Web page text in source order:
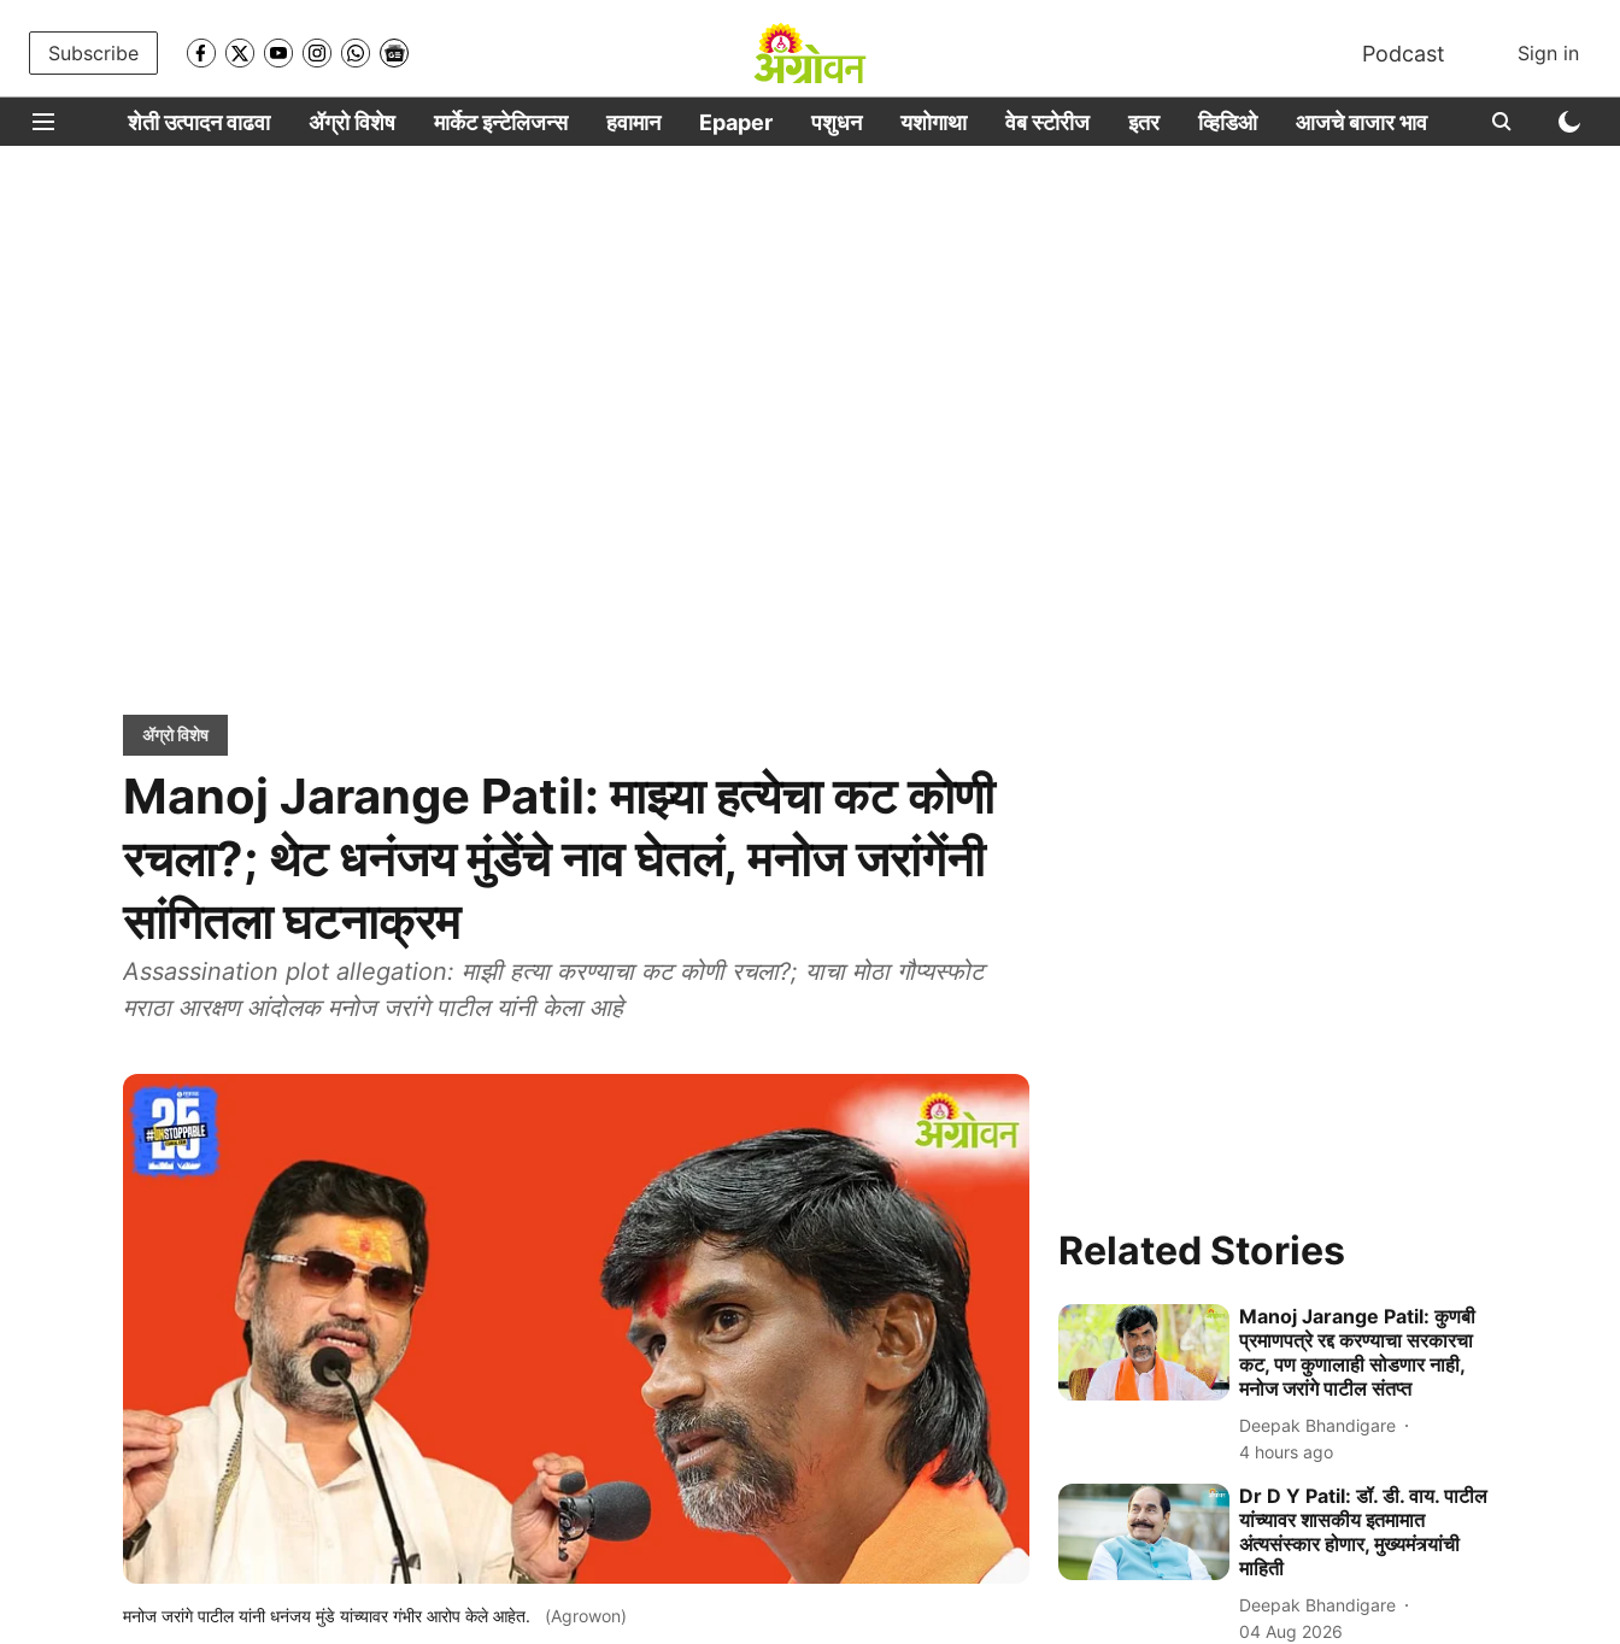
Subscribe Podcast Sign in
शेती उत्पादन वाढवा ॲग्रो विशेष मार्केट इन्टेलिजन्स हवामान Epaper पशुधन यशोगाथा वेब स्टोरीज इतर व्हिडिओ आजचे बाजार भाव
ॲग्रो विशेष
Manoj Jarange Patil: माझ्या हत्येचा कट कोणी
रचला?; थेट धनंजय मुंडेंचे नाव घेतलं, मनोज जरांगेंनी
सांगितला घटनाक्रम
Assassination plot allegation: माझी हत्या करण्याचा कट कोणी रचला?; याचा मोठा गौप्यस्फोट
मराठा आरक्षण आंदोलक मनोज जरांगे पाटील यांनी केला आहे
मनोज जरांगे पाटील यांनी धनंजय मुंडे यांच्यावर गंभीर आरोप केले आहेत. (Agrowon)
Related Stories
Manoj Jarange Patil: कुणबी
प्रमाणपत्रे रद्द करण्याचा सरकारचा
कट, पण कुणालाही सोडणार नाही,
मनोज जरांगे पाटील संतप्त
Deepak Bhandigare
4 hours ago
Dr D Y Patil: डॉ. डी. वाय. पाटील
यांच्यावर शासकीय इतमामात
अंत्यसंस्कार होणार, मुख्यमंत्र्यांची
माहिती
Deepak Bhandigare
04 Aug 2026